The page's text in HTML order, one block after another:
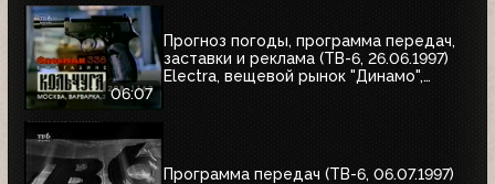
06:07
Прогноз погоды, программа передач,
заставки и реклама (ТВ-6, 26.06.1997)
Electra, вещевой рынок "Динамо",
Программа передач (ТВ-6, 06.07.1997)